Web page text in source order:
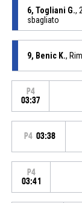
6, Togliani G.,
sbagliato
9, Benic K.,
P4
03:37
P4 03:38
P4
03:41